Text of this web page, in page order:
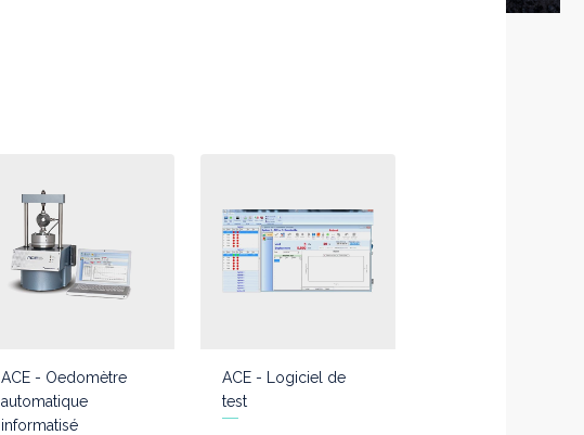
ACE - Oedomètre
automatique
informatisé
ACE - Logiciel de
test